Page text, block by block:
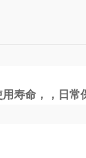
寿命，，日常